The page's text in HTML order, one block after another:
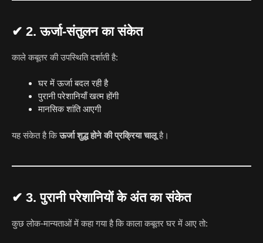
✔ 2. ऊर्जा-संतुलन का संकेत
काले कबूतर की उपस्थिति दर्शाती है:
घर में ऊर्जा बदल रही है
पुरानी परेशानियाँ खत्म होंगी
मानसिक शांति आएगी
यह संकेत है किऊर्जा शुद्ध होने की प्रक्रिया चालूहै।
✔ 3. पुरानी परेशानियों के अंत का संकेत
कुछ लोक-मान्यताओं में कहा गया है कि काला कबूतर घर में आए तो: